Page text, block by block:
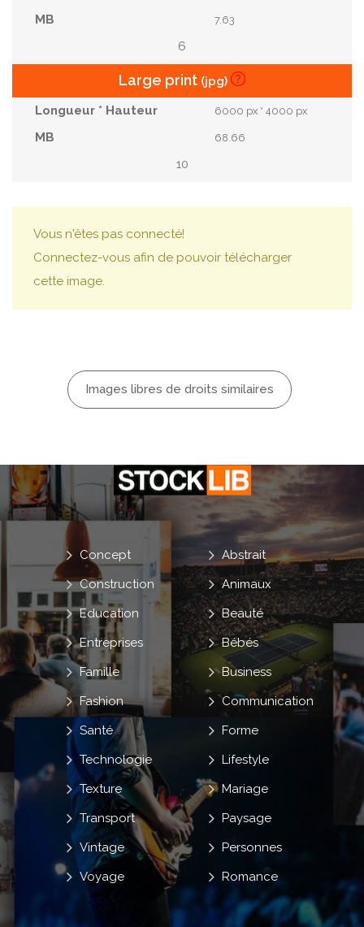
7.63
6
Large print (jpg)
6000 px * 4000 px
68.66
10
Vous n'êtes pas connecté!
Connectez-vous afin de pouvoir télécharger
cette image.
Images libres de droits similaires
Abstrait
Animaux
Beauté
Bébés
Business
Communication
Concept
Construction
Education
Entreprises
Famille
Fashion
Forme
Lifestyle
Mariage
Paysage
Personnes
Romance
Santé
Technologie
Texture
Transport
Vintage
Voyage